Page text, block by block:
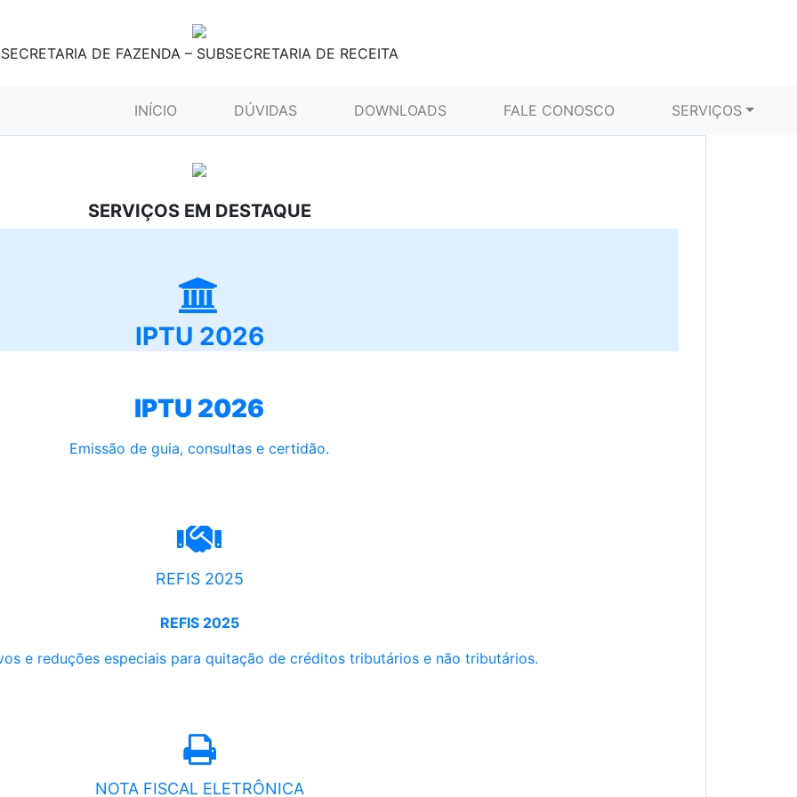
SECRETARIA DE FAZENDA – SUBSECRETARIA DE RECEITA
INÍCIO (CURRENT)DÚVIDAS DOWNLOADS FALE CONOSCO SERVIÇOS
SERVIÇOS EM DESTAQUE
IPTU 2026
IPTU 2026
Emissão de guia, consultas e certidão.
REFIS 2025
REFIS 2025
e reduções especiais para quitação de créditos tributários e não tributários.
NOTA FISCAL ELETRÔNICA